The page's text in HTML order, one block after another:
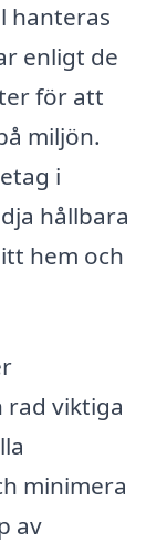
hanteras
enligt de
för att
miljön.
i
hållbara
hem och
rad viktiga
minimera
av